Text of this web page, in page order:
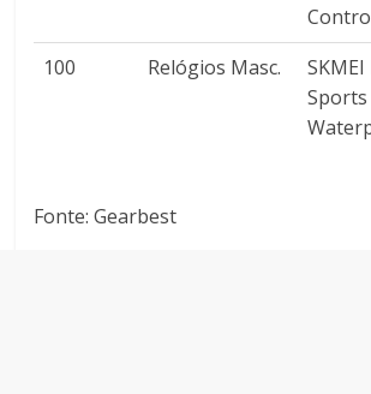
100 Relógios Masc.
Sports
Fonte: Gearbest